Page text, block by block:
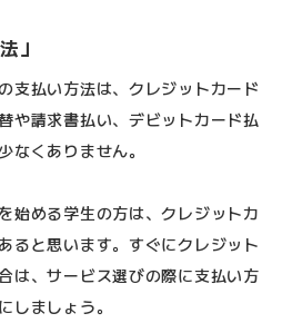
」
支払い方法は、クレジットカード
や請求書払い、デビットカード払
なくありません。
始める学生の方は、クレジットカ
ると思います。すぐにクレジット
は、サービス選びの際に支払い方
しましょう。